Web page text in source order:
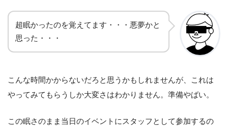
超眠かったのを覚えてます・・・悪夢かと
思った・・・
こんな時間かからないだろと思うかもしれませんが、これは
やってみてもらうしか大変さはわかりません。準備やばい。
この眠さのまま当日のイベントにスタッフとして参加するの